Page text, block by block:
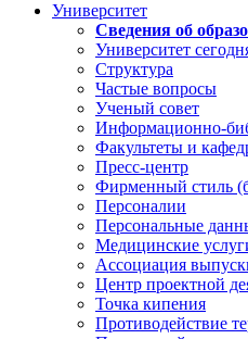
Университет
Сведения об
Университет
Структура
Частые вопросы
Ученый совет
Информационно-
Факультеты и
Пресс-центр
Фирменный стиль
Персоналии
Персональные
Медицинские
Ассоциация
Центр проектной
Точка кипения
Противодействие